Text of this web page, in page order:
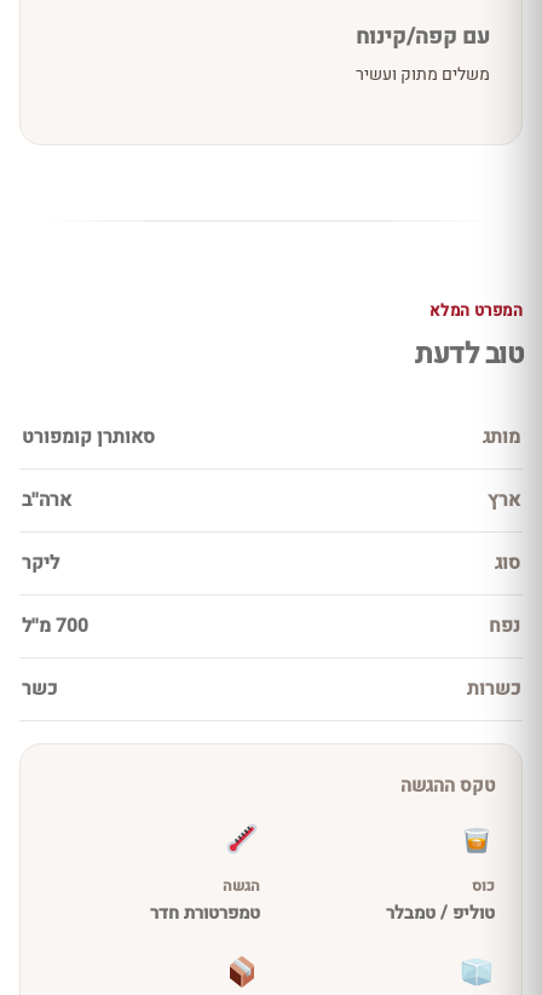
עם קפה/קינוח
משלים מתוק ועשיר
המפרט המלא
טוב לדעת
מותג סאותרן קומפורט
ארץ ארה''ב
סוג ליקר
נפח 700 מ''ל
כשרות כשר
טקס ההגשה
כוס
טוליפ / טמבלר
הגשה
טמפרטורת חדר